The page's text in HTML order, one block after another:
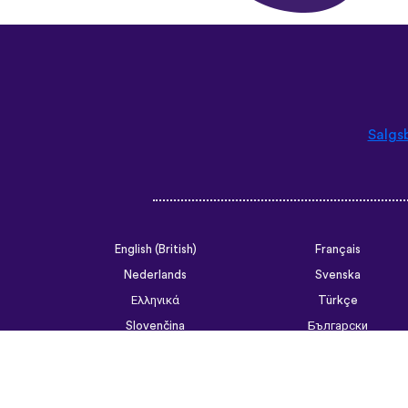
English (British)
Français
Nederlands
Svenska
Ελληνικά
Türkçe
Slovenčina
Български